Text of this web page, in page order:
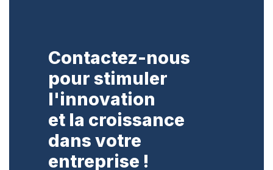
Contactez-nous
pour stimuler
l'innovation
et la croissance
dans votre
entreprise !